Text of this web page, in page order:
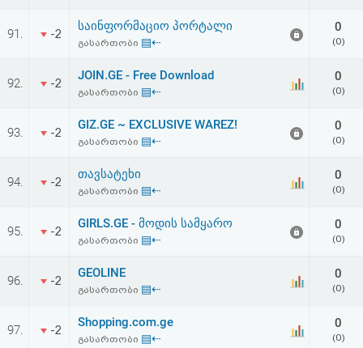
91. -2
საინფორმაციო პორტალი
გასართობი ▤⇠
0
(0)
92. -2
JOIN.GE - Free Download
გასართობი ▤⇠
0
(0)
93. -2
GIZ.GE ~ EXCLUSIVE WAREZ!
გასართობი ▤⇠
0
(0)
94. -2
თავსატეხი
გასართობი ▤⇠
0
(0)
95. -2
GIRLS.GE - მოდის სამყარო
გასართობი ▤⇠
0
(0)
96. -2
GEOLINE
გასართობი ▤⇠
0
(0)
97. -2
Shopping.com.ge
გასართობი ▤⇠
0
(0)